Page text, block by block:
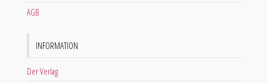
AGB
INFORMATION
Der Verlag